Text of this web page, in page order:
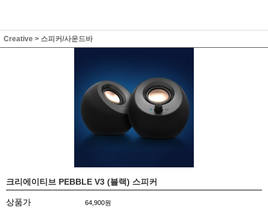
Creative > 스피커/사운드바
크리에이티브 PEBBLE V3 (블랙) 스피커
상품가 64,900원